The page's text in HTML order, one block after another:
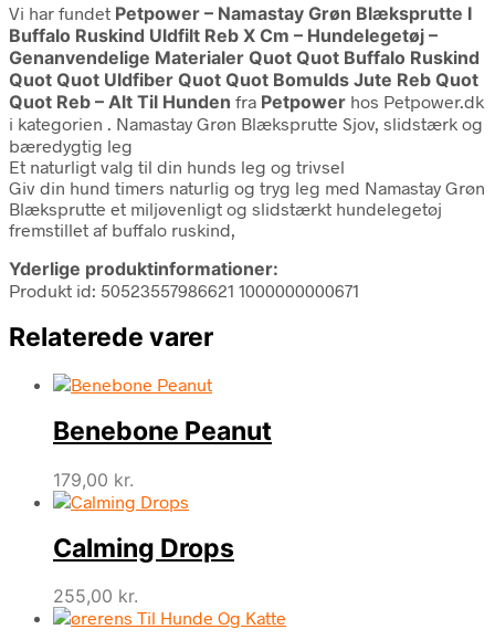
Vi har fundet Petpower – Namastay Grøn Blæksprutte I
Buffalo Ruskind Uldfilt Reb X Cm – Hundelegetøj –
Genanvendelige Materialer Quot Quot Buffalo Ruskind
Quot Quot Uldfiber Quot Quot Bomulds Jute Reb Quot
Quot Reb – Alt Til Hunden fra Petpower hos Petpower.dk
i kategorien . Namastay Grøn Blæksprutte Sjov, slidstærk og
bæredygtig leg
Et naturligt valg til din hunds leg og trivsel
Giv din hund timers naturlig og tryg leg med Namastay Grøn
Blæksprutte et miljøvenligt og slidstærkt hundelegetøj
fremstillet af buffalo ruskind,
Yderlige produktinformationer:
Produkt id: 50523557986621 1000000000671
Relaterede varer
Benebone Peanut
179,00 kr.
Calming Drops
255,00 kr.